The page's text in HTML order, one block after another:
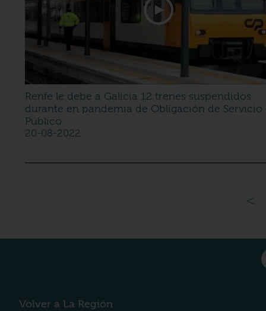
Renfe le debe a Galicia 12 trenes suspendidos
durante en pandemia de Obligación de Servicio
Público
20-08-2022
<
Volver a La Región